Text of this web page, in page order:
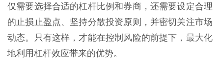
仅需要选择合适的杠杆比例和券商，还需要设定合理
的止损止盈点、坚持分散投资原则，并密切关注市场
动态。只有这样，才能在控制风险的前提下，最大化
地利用杠杆效应带来的优势。